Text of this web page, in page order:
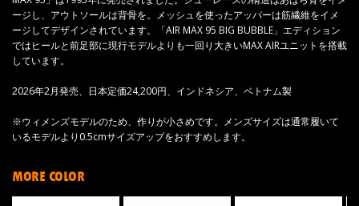
ージし、アウトソールは背骨を。メッシュを使ったアッパーは筋繊維をイメ
ージしてデザインされています。「AIR MAX 95 BIG BUBBLE」エディション
ではヒールと前足部に現行モデルよりも一回り大きいMAX AIRユニットを搭載
しています。
2026年2月発売、日本定価24,200円、インドネシア、ベトナム製
※ウィメンズモデルのため、作りが小さめです。メンズサイズは通常履いて
いるモデルより0.5cmサイズアップをおすすめします。
MORE COLOR